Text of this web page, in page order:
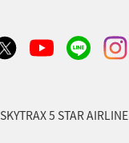
SKYTRAX 5 STAR AIRLINE